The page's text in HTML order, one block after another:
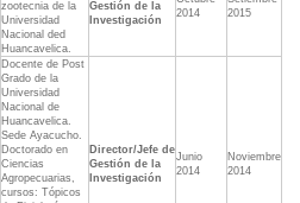
zootecnia de la
Universidad
Nacional ded
Huancavelica.
Gestión de la
Investigación
2014
2015
Docente de Post
Grado de la
Universidad
Nacional de
Huancavelica.
Sede Ayacucho.
Doctorado en
Ciencias
Agropecuarias,
cursos: Tópicos
Director/Jefe de
Gestión de la
Investigación
Junio
2014
Noviembre
2014